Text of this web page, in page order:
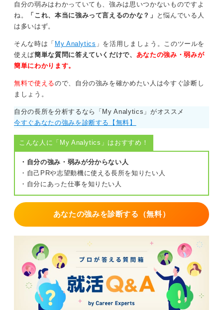
自分の頑張りや実績をアピールすることが評価につ
ながる
まずは、自分が組織から何を期待されているのか（期待
役割）をしっかり認識することが第一歩です。
そのうえで、できるようになったことや改善したこと
を、どんなに小さなことでも実績として記録し、面談な
そうすることで、評価者との認識のズレをなくし、正当
自分の弱みはわかっていても、強みは思いつかないものですよ
ね。
「これ、本当に強みって言えるのかな？」
と悩んでいる人
は多いはず。
そんな時は「 My Analytics 」を活用しましょう。このツールを
使えば簡単な質問に答えていくだけで、 あなたの強み・弱みが
簡単にわかります。
無料で使えるので、自分の強みを確かめたい人は今すぐ診断し
ましょう。
自分の長所を分析するなら「My Analytics」がオススメ
今すぐあなたの強みを診断する【無料】
こんな人に「My Analytics」はおすすめ！
・自分の強み・弱みが分からない人
・自己PRや志望動機に使える長所を知りたい人
・自分にあった仕事を知りたい人
あなたの強みを診断する（無料）